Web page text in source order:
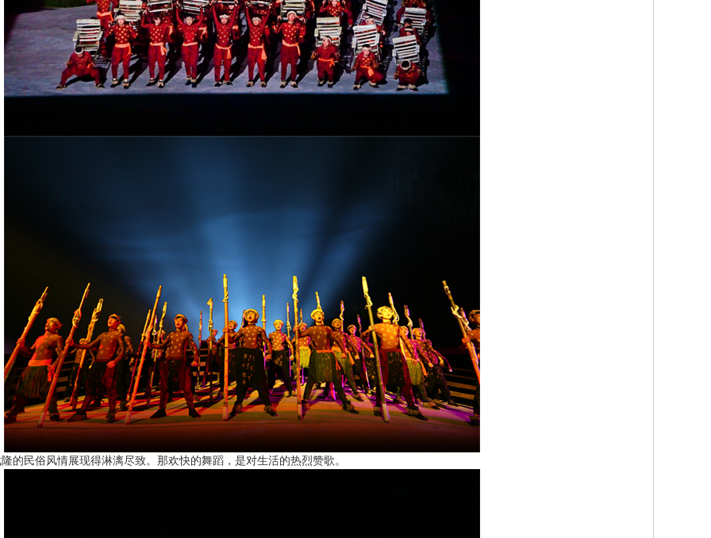
民俗风情展现得淋漓尽致。那欢快的舞蹈，是对生活的热烈赞歌。